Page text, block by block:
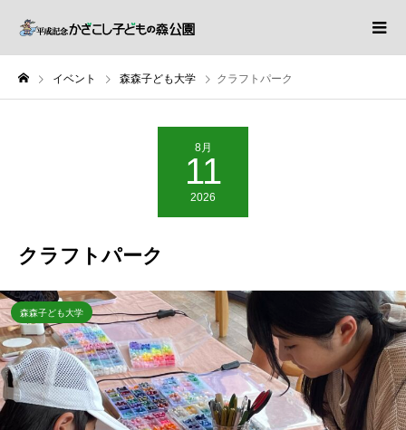
イベント 森森子ども大学 クラフトパーク
8月
11
2026
クラフトパーク
森森子ども大学